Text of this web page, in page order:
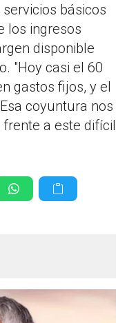
básicos
los ingresos
disponible
"Hoy casi el 60
gastos fijos, y el
coyuntura nos
a este difícil